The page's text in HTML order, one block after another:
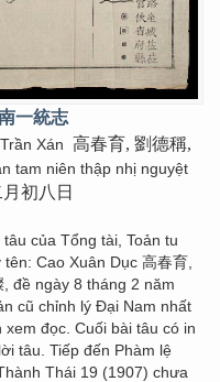
一統志
Xán 高春育, 劉德稱,
tam niên thập nhị nguyệt
初八日
của Tổng tài, Toản tu
Cao Xuân Dục 高春育,
đề ngày 8 tháng 2 năm
cũ chỉnh lý Đại Nam nhất
đọc. Cuối bài tâu có in
tâu. Tiếp đến Phàm lệ
Thái 19 (1907) chưa